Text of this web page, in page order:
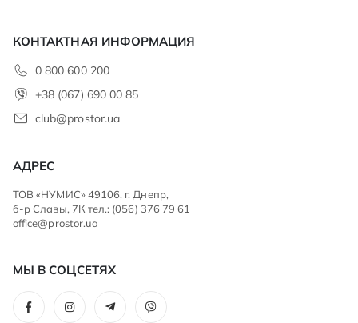
КОНТАКТНАЯ ИНФОРМАЦИЯ
0 800 600 200
+38 (067) 690 00 85
club@prostor.ua
АДРЕС
ТОВ «НУМИС» 49106, г. Днепр,
б-р Славы, 7К тел.: (056) 376 79 61
office@prostor.ua
МЫ В СОЦСЕТЯХ